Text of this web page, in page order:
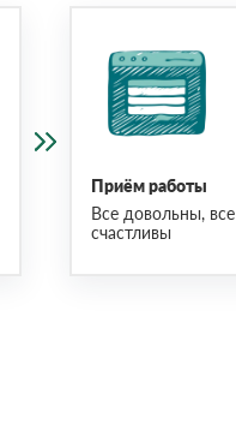
Приём работы
Все довольны, все
счастливы